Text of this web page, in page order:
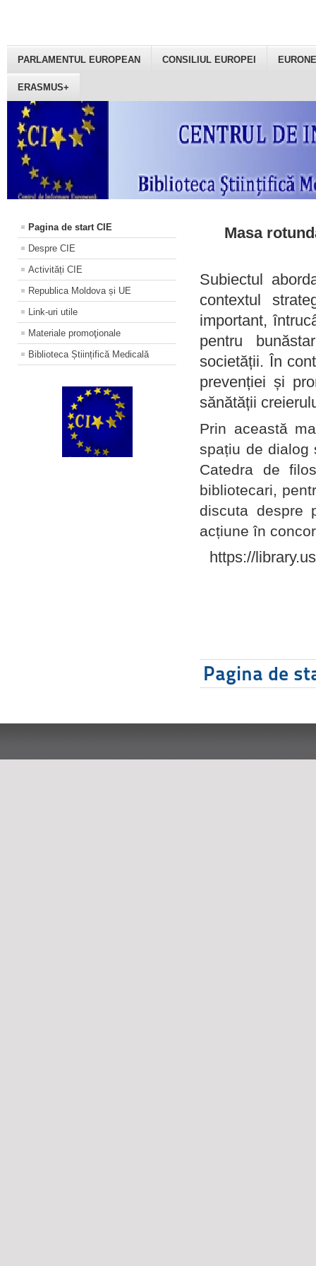
PARLAMENTUL EUROPEAN CONSILIUL EUROPEI
ERASMUS+
Pagina de start CIE
Despre CIE
Activități CIE
Republica Moldova și UE
Link-uri utile
Materiale promoţionale
Biblioteca Științifică Medicală
Masa
Subiectul
contextul
important,
pentru
societății. În
prevenției și
sănătății
Prin această
spațiu de dialog
Catedra de
bibliotecari,
discuta despre
acțiune în
https://
Pagina de